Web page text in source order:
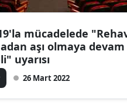
mücadelede
aşı olmaya devam
uyarısı
26 Mart 2022